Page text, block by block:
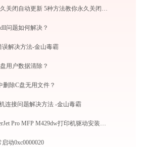
Win10如何彻底永久关闭自动更新 5种方法教你永久关闭win10自动更新
问题如何解决？
误解决方法-金山毒霸
用户数据清除？
删除C盘无用文件？
连接问题解决方法 -金山毒霸
快速解决惠普LaserJet Pro MFP M429dw打印机驱动安装问题，这篇文章告诉你方法
动0xc0000020